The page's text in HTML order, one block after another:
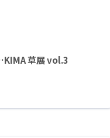
草展 vol.3